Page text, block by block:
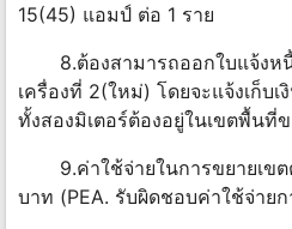
15(45) แอมป์ ต่อ 1 ราย
8.ต้องสามารถออกใบแจ้งหนี้
เครื่องที่ 2(ใหม่) โดยจะแจ้งเก็บเ
ทั้งสองมิเตอร์ต้องอยู่ในเขตพื้นที่
9.ค่าใช้จ่ายในการขยายเขต
บาท (PEA. รับผิดชอบค่าใช้จ่ายก